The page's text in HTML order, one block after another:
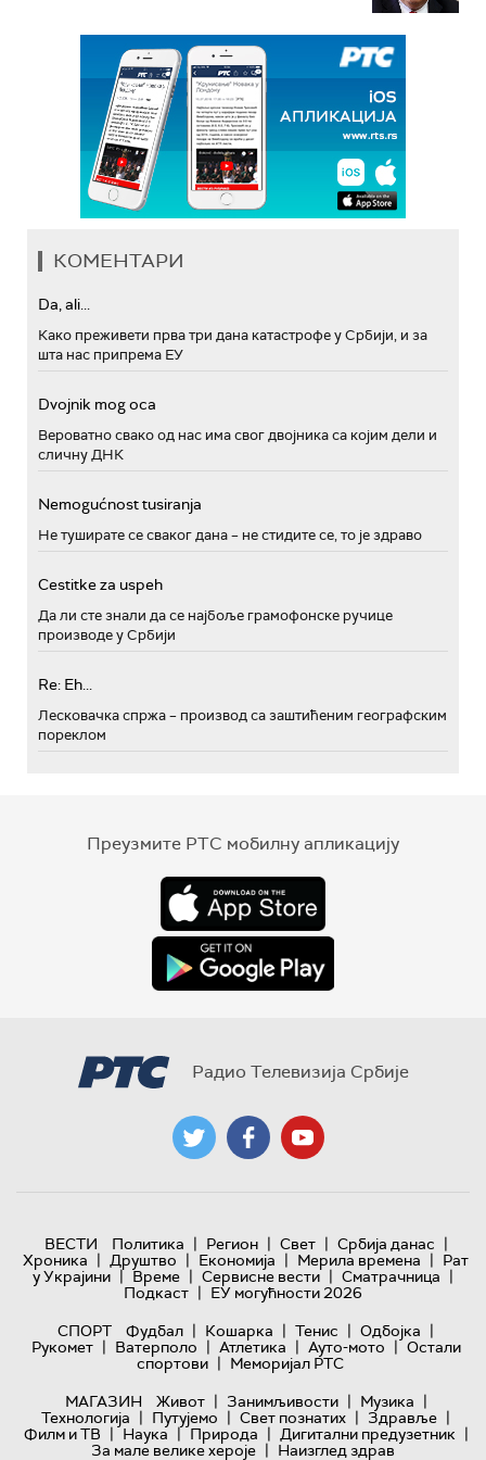
КОМЕНТАРИ
Da, ali...
Како преживети прва три дана катастрофе у Србији, и за
шта нас припрема ЕУ
Dvojnik mog oca
Вероватно свако од нас има свог двојника са којим дели и
сличну ДНК
Nemogućnost tusiranja
Не туширате се сваког дана – не стидите се, то је здраво
Cestitke za uspeh
Да ли сте знали да се најбоље грамофонске ручице
производе у Србији
Re: Eh...
Лесковачка спржа – производ са заштићеним географским
пореклом
Преузмите РТС мобилну апликацију
Радио Телевизија Србије
ВЕСТИ Политика | Регион | Свет | Србија данас |
Хроника | Друштво | Економија | Мерила времена | Рат
у Украјини | Време | Сервисне вести | Сматрачница |
Подкаст | ЕУ могућности 2026
СПОРТ
Фудбал | Кошарка | Тенис | Одбојка |
Рукомет | Ватерполо | Атлетика | Ауто-мото | Остали
спортови | Меморијал РТС
МАГАЗИН
Живот | Занимљивости | Музика |
Технологијa | Путујемо | Свет познатих | Здравље |
Филм и ТВ | Наука | Природа | Дигитални предузетник |
За мале велике хероје | Наизглед здрав